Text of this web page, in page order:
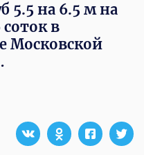
5.5 на 6.5 м на
в
Московской